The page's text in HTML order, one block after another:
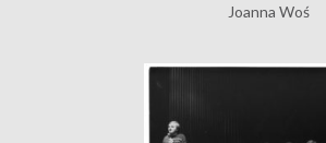
Joanna Woś